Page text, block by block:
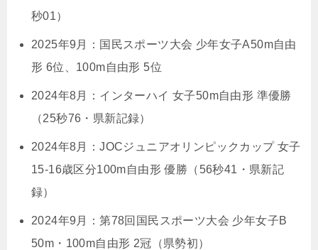
秒01）
2025年9月：国民スポーツ大会 少年女子A50m自由
形 6位、100m自由形 5位
2024年8月：インターハイ 女子50m自由形 準優勝
（25秒76・県新記録）
2024年8月：JOCジュニアオリンピックカップ 女子
15-16歳区分100m自由形 優勝（56秒41・県新記
録）
2024年9月：第78回国民スポーツ大会 少年女子B
50m・100m自由形 2冠（県勢初）